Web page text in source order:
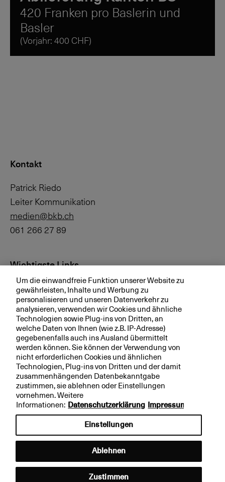
420 Franken pro Baslerin und
Basler
(Vorjahr: 400 CHF)
Kontakt
Patrick Riedo
Leiter Kommunikation
medien@bkb.ch
061 266 27 89
Wichtigste Links
Investor Relations
Medien
bkb.ch
Ihre BKB
Magazin
Jobs
Engagement
Nachhaltigkeit
Rechtliche Hinweise Impressum
Um die einwandfreie Funktion unserer Website zu
gewährleisten, Inhalte und Werbung zu
personalisieren und unseren Datenverkehr zu
analysieren, verwenden wir Cookies und ähnliche
Technologien sowie Plug-ins von Dritten, an
welche Daten von Ihnen (wie z.B. IP-Adresse)
gegebenenfalls auch ins Ausland übermittelt
werden können. Sie können der Verwendung von
nicht erforderlichen Cookies und ähnlichen
Technologien, Plug-ins von Dritten und der damit
zusammenhängenden Datenbekanntgabe
zustimmen, sie ablehnen oder Einstellungen
vornehmen. Weitere
Informationen: Datenschutzerklärung Impressum
Einstellungen
Ablehnen
Zustimmen